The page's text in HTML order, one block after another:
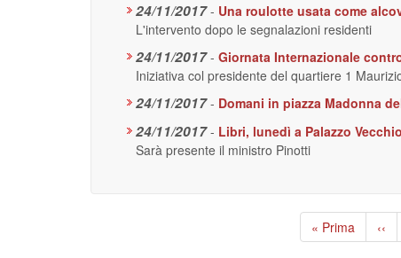
24/11/2017 - Una roulotte usata come
L'intervento dopo le segnalazioni residenti
24/11/2017 - Giornata Internazionale
Iniziativa col presidente del quartiere 1
24/11/2017 - Domani in piazza Madonna
24/11/2017 - Libri, lunedì a Palazzo
Sarà presente il ministro Pinotti
Prima
pagina
« Prima ‹‹